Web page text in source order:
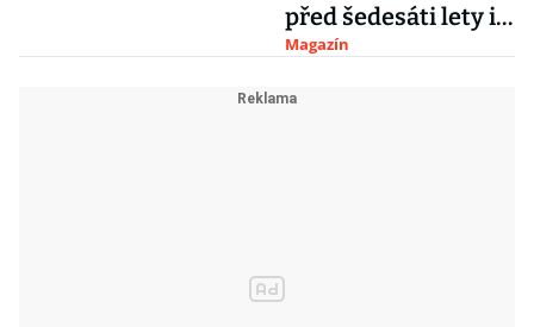
před šedesáti lety i
Češi
Magazín